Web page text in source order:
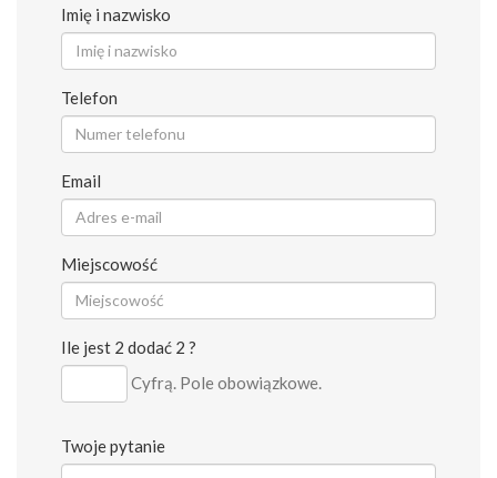
Imię i nazwisko
Telefon
Email
Miejscowość
Ile jest 2 dodać 2 ?
Cyfrą. Pole obowiązkowe.
Twoje pytanie